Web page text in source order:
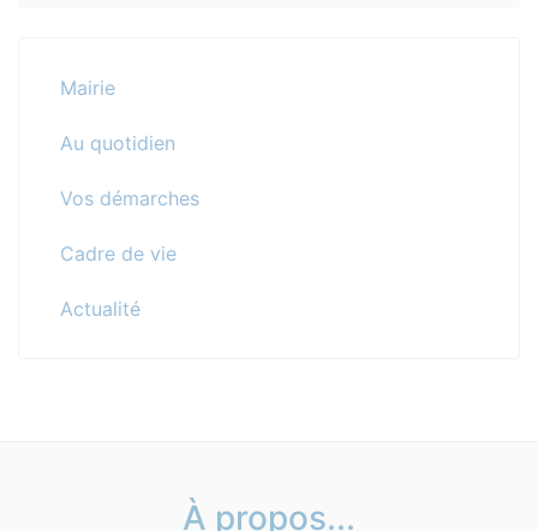
Mairie
Au quotidien
Vos démarches
Cadre de vie
Actualité
À propos...